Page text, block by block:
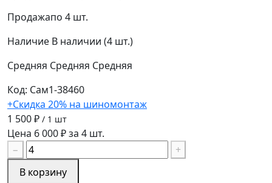
Продажапо 4 шт.
Наличие В наличии (4 шт.)
Средняя Средняя Средняя
Код: Сам1-38460
+Скидка 20% на шиномонтаж
1 500 ₽ / 1 шт
Цена 6 000 ₽ за 4 шт.
−
+
В корзину